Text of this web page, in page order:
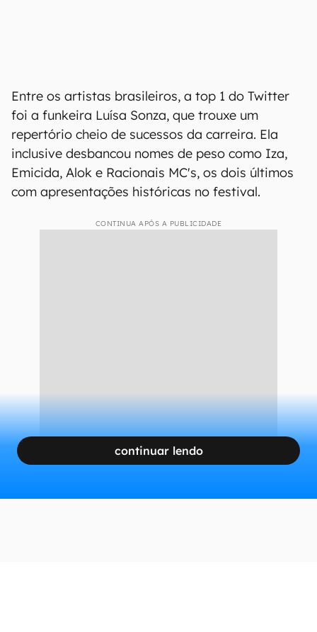
Entre os artistas brasileiros, a top 1 do Twitter
foi a funkeira Luísa Sonza, que trouxe um
repertório cheio de sucessos da carreira. Ela
inclusive desbancou nomes de peso como Iza,
Emicida, Alok e Racionais MC's, os dois últimos
com apresentações históricas no festival.
CONTINUA APÓS A PUBLICIDADE
continuar lendo